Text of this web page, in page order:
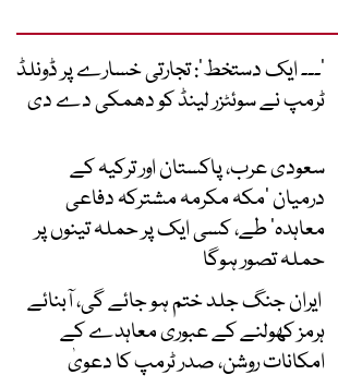
’۔۔۔ ایک دستخط‘: تجارتی خسارے پر ڈونلڈ
ٹرمپ نے سوئٹزر لینڈ کو دھمکی دے دی
سعودی عرب، پاکستان اور ترکیہ کے
درمیان ’مکہ مکرمہ مشترکہ دفاعی
معاہدہ‘ طے، کسی ایک پر حملہ تینوں پر
حملہ تصور ہوگا
ایران جنگ جلد ختم ہو جائے گی، آبنائے
ہرمز کھولنے کے عبوری معاہدے کے
امکانات روشن، صدر ٹرمپ کا دعویٰ